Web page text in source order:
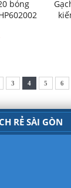
bóng
3 4 5 6
RẺ SÀI GÒN